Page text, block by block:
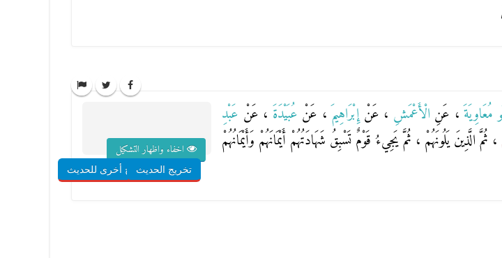
مُعَاوِيَةَ ، عَنِ الْأَعْمَشِ ، عَنْإِبْرَاهِيمَ ، عَنْ عُبَيْدَةَ ، عَنْ عَبْدِ
، ثُمَّ الَّذِينَ يَلُونَهُمْ ، ثُمَّ يَجِيءُ قَوْمٌ تَسْبِقُ شَهَادَتُهُمْ أَيْمَانَهُمْ وَأَيْمَانُهُمْ
اخفاء واظهار التشكيل
تخريج الحديثشروح أخرى للحديث